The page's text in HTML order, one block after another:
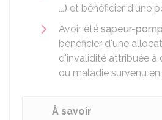
...) et bénéficier d'une
Avoir été sapeur-
bénéficier d'une
d'invalidité attribuée à
ou maladie survenu en
À savoir